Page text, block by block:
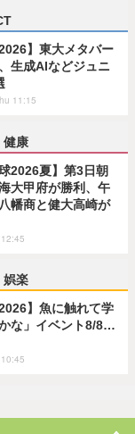
2026】東大メタバー
生成AIなどジュニ
11:15
健康
球2026夏】第3日朝
大甲府が勝利、午
幡商と健大高崎が
娯楽
2026】魚に触れて学
な」イベント8/8…